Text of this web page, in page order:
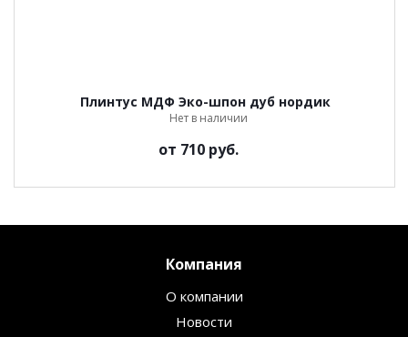
Плинтус МДФ Эко-шпон дуб нордик
Нет в наличии
от 710 руб.
Компания
О компании
Новости